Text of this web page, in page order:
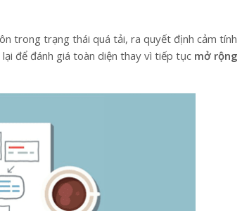
trong trạng thái quá tải, ra quyết định cảm tính
để đánh giá toàn diện thay vì tiếp tục mở rộng